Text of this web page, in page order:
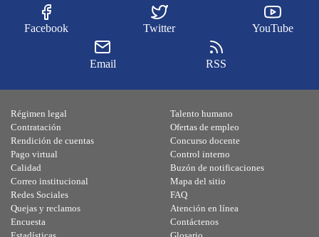
Facebook Twitter YouTube
Email RSS
Régimen legal
Contratación
Rendición de cuentas
Pago virtual
Calidad
Talento humano
Ofertas de empleo
Concurso docente
Control interno
Buzón de notificaciones
Correo institucional
Redes Sociales
Quejas y reclamos
Encuesta
Mapa del sitio
FAQ
Atención en línea
Contáctenos